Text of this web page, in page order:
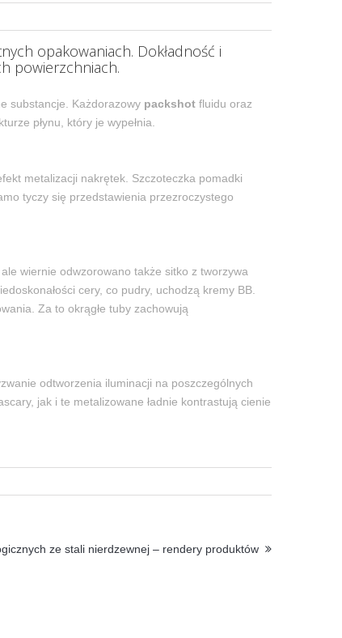
opakowaniach. Dokładność i
powierzchniach.
substancje. Każdorazowy packshot fluidu oraz
płynu, który je wypełnia.
metalizacji nakrętek. Szczoteczka pomadki
tyczy się przedstawienia przezroczystego
wiernie odwzorowano także sitko z tworzywa
cery, co pudry, uchodzą kremy BB.
Za to okrągłe tuby zachowują
odtworzenia iluminacji na poszczególnych
jak i te metalizowane ładnie kontrastują cienie
ze stali nierdzewnej – rendery produktów